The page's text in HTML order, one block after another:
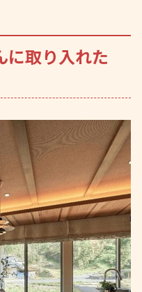
に取り入れた